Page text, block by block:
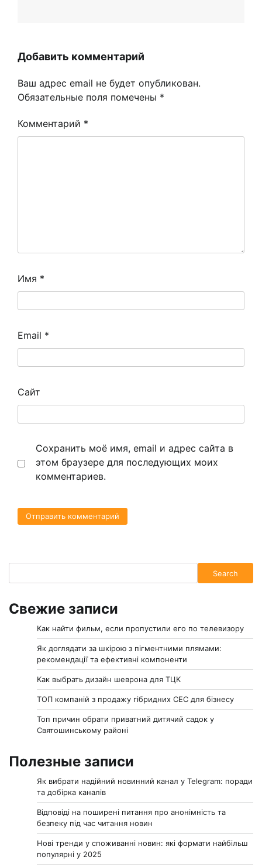
Добавить комментарий
Ваш адрес email не будет опубликован.
Обязательные поля помечены *
Комментарий *
Имя *
Email *
Сайт
Сохранить моё имя, email и адрес сайта в
этом браузере для последующих моих
комментариев.
Search
Свежие записи
Как найти фильм, если пропустили его по телевизору
Як доглядати за шкірою з пігментними плямами:
рекомендації та ефективні компоненти
Как выбрать дизайн шеврона для ТЦК
ТОП компаній з продажу гібридних СЕС для бізнесу
Топ причин обрати приватний дитячий садок у
Святошинському районі
Полезные записи
Як вибрати надійний новинний канал у Telegram: поради
та добірка каналів
Відповіді на поширені питання про анонімність та
безпеку під час читання новин
Нові тренди у споживанні новин: які формати найбільш
популярні у 2025